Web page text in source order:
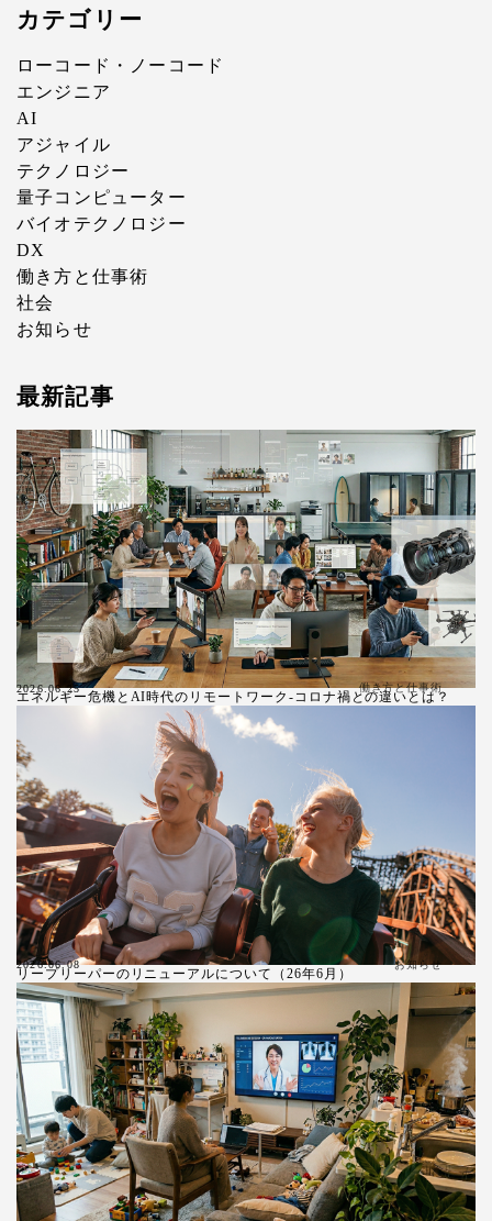
カテゴリー
ローコード・ノーコード
エンジニア
AI
アジャイル
テクノロジー
量子コンピューター
バイオテクノロジー
DX
働き方と仕事術
社会
お知らせ
最新記事
エネルギー危機とAI時代のリモートワーク-コロナ禍との違いとは？
2026.06.25 働き方と仕事術
リープリーパーのリニューアルについて（26年6月）
2026.06.08 お知らせ